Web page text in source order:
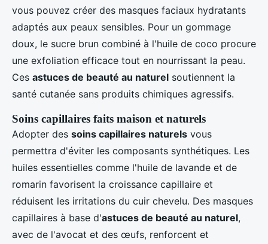
vous pouvez créer des masques faciaux hydratants
adaptés aux peaux sensibles. Pour un gommage
doux, le sucre brun combiné à l'huile de coco procure
une exfoliation efficace tout en nourrissant la peau.
Ces astuces de beauté au naturel soutiennent la
santé cutanée sans produits chimiques agressifs.
Soins capillaires faits maison et naturels
Adopter des soins capillaires naturels vous
permettra d'éviter les composants synthétiques. Les
huiles essentielles comme l'huile de lavande et de
romarin favorisent la croissance capillaire et
réduisent les irritations du cuir chevelu. Des masques
capillaires à base d'astuces de beauté au naturel,
avec de l'avocat et des œufs, renforcent et